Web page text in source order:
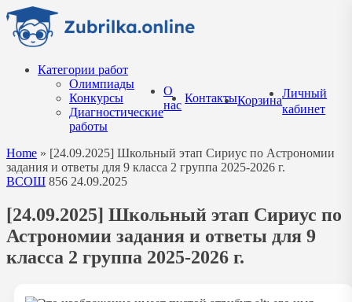
Перейти
содержанию
Категории работ
Олимпиады
Конкурсы
Диагностические
работы
О
нас
КонтактыКорзина
Личный
кабинет
Home » [24.09.2025] Школьный этап Сириус по Астрономии
задания и ответы для 9 класса 2 группа 2025-2026 г.
ВСОШ 856 24.09.2025
[24.09.2025] Школьный этап Сириус по
Астрономии задания и ответы для 9
класса 2 группа 2025-2026 г.